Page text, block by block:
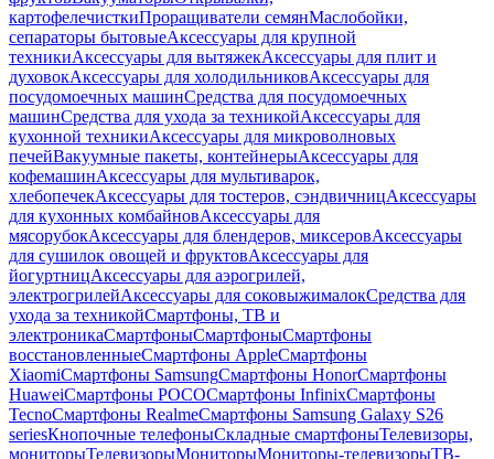
картофелечисткиПроращиватели семянМаслобойки,
сепараторы бытовыеАксессуары для крупной
техникиАксессуары для вытяжекАксессуары для плит и
духовокАксессуары для холодильниковАксессуары для
посудомоечных машинСредства для посудомоечных
машинСредства для ухода за техникойАксессуары для
кухонной техникиАксессуары для микроволновых
печейВакуумные пакеты, контейнерыАксессуары для
кофемашинАксессуары для мультиварок,
хлебопечекАксессуары для тостеров, сэндвичницАксессуары
для кухонных комбайновАксессуары для
мясорубокАксессуары для блендеров, миксеровАксессуары
для сушилок овощей и фруктовАксессуары для
йогуртницАксессуары для аэрогрилей,
электрогрилейАксессуары для соковыжималокСредства для
ухода за техникойСмартфоны, ТВ и
электроникаСмартфоныСмартфоныСмартфоны
восстановленныеСмартфоны AppleСмартфоны
XiaomiСмартфоны SamsungСмартфоны HonorСмартфоны
HuaweiСмартфоны POCOСмартфоны InfinixСмартфоны
TecnoСмартфоны RealmeСмартфоны Samsung Galaxy S26
seriesКнопочные телефоныСкладные смартфоныТелевизоры,
мониторыТелевизорыМониторыМониторы-телевизорыТВ-